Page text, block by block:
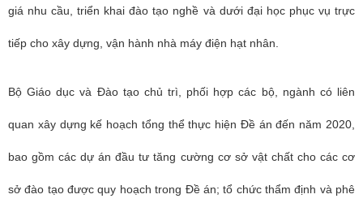
giá nhu cầu, triển khai đào tạo nghề và dưới đại học phục vụ trực
tiếp cho xây dựng, vận hành nhà máy điện hạt nhân.
Bộ Giáo dục và Đào tạo chủ trì, phối hợp các bộ, ngành có liên
quan xây dựng kế hoạch tổng thể thực hiện Đề án đến năm 2020,
bao gồm các dự án đầu tư tăng cường cơ sở vật chất cho các cơ
sở đào tạo được quy hoạch trong Đề án; tổ chức thẩm định và phê